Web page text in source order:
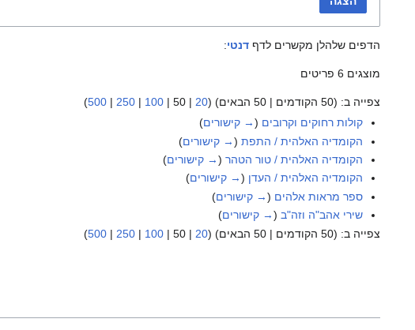
הדפים שלהלן מקשרים לדף דנטי:
מוצגים 6 פריטים
צפייה ב: (50 הקודמים | 50 הבאים ) (
20
|
50
|
100
|
250
|
500
)
קולות רחוקים וקרובים (→ קישורים)
הקומדיה האלהית / התפת (→ קישורים)
הקומדיה האלהית / טור הטהר (→ קישורים)
הקומדיה האלהית / העדן (→ קישורים)
ספר מראות אלהים (→ קישורים)
שירי אהב"ה וזה"ב (→ קישורים)
צפייה ב: (50 הקודמים | 50 הבאים ) (
20
|
50
|
100
|
250
|
500
)